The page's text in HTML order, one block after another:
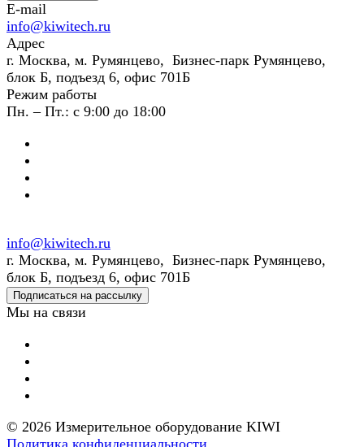
E-mail
info@kiwitech.ru
Адрес
г. Москва, м. Румянцево, Бизнес-парк Румянцево,
блок Б, подъезд 6, офис 701Б
Режим работы
Пн. – Пт.: с 9:00 до 18:00
info@kiwitech.ru
г. Москва, м. Румянцево, Бизнес-парк Румянцево,
блок Б, подъезд 6, офис 701Б
Подписаться на рассылку
Мы на связи
© 2026 Измерительное оборудование KIWI